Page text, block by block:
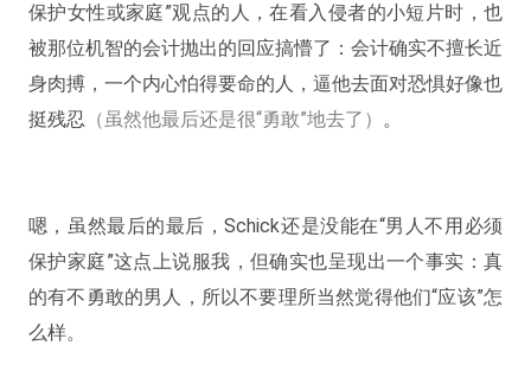
保护女性或家庭”观点的人，在看入侵者的小短片时，也
被那位机智的会计抛出的回应搞懵了：会计确实不擅长近
身肉搏，一个内心怕得要命的人，逼他去面对恐惧好像也
挺残忍 （虽然他最后还是很“勇敢”地去了） 。
嗯，虽然最后的最后，Schick还是没能在“男人不用必须
保护家庭”这点上说服我，但确实也呈现出一个事实：真
的有不勇敢的男人，所以不要理所当然觉得他们“应该”怎
么样。